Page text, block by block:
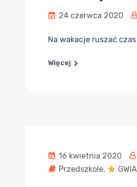
24 czerwca 2020
Na wakacje ruszać
Więcej
16 kwietnia 2020
Przedszkole,